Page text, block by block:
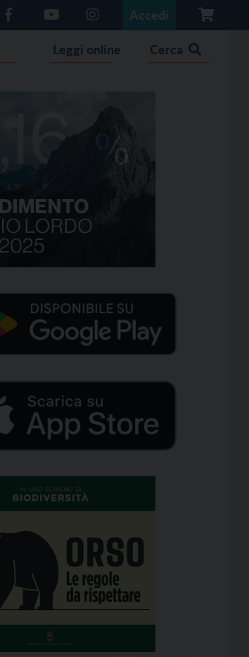
Accedi
Leggi online Cerca